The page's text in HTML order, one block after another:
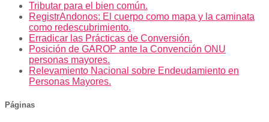
Tributar para el bien común.
RegistrAndonos: El cuerpo como mapa y la caminata
como redescubrimiento.
Erradicar las Prácticas de Conversión.
Posición de GAROP ante la Convención ONU
personas mayores.
Relevamiento Nacional sobre Endeudamiento en
Personas Mayores.
Páginas